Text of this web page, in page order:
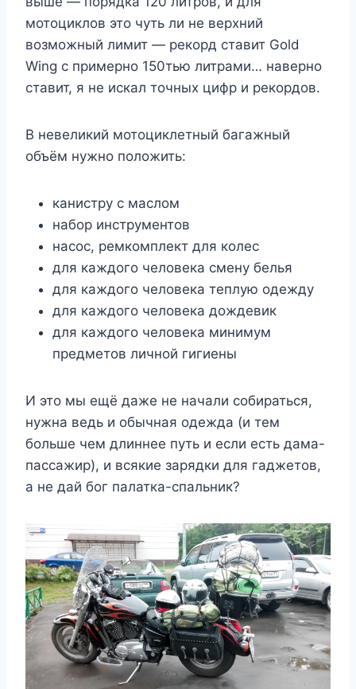
мотоциклов это чуть ли не верхний
возможный лимит — рекорд ставит Gold
Wing с примерно 150тью литрами… наверно
ставит, я не искал точных цифр и рекордов.
В невеликий мотоциклетный багажный
объём нужно положить:
канистру с маслом
набор инструментов
насос, ремкомплект для колес
для каждого человека смену белья
для каждого человека теплую одежду
для каждого человека дождевик
для каждого человека минимум
предметов личной гигиены
И это мы ещё даже не начали собираться,
нужна ведь и обычная одежда (и тем
больше чем длиннее путь и если есть дама-
пассажир), и всякие зарядки для гаджетов,
а не дай бог палатка-спальник?